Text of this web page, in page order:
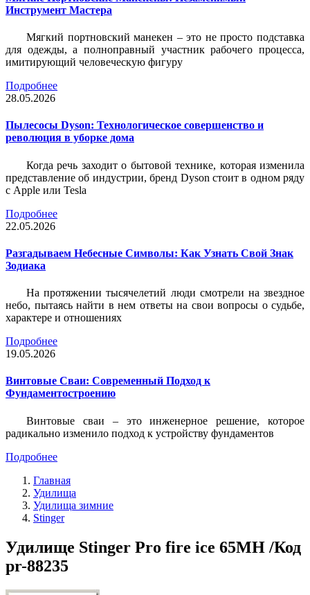
Инструмент Мастера
Мягкий портновский манекен – это не просто подставка
для одежды, а полноправный участник рабочего процесса,
имитирующий человеческую фигуру
Подробнее
28.05.2026
Пылесосы Dyson: Технологическое совершенство и
революция в уборке дома
Когда речь заходит о бытовой технике, которая изменила
представление об индустрии, бренд Dyson стоит в одном ряду
с Apple или Tesla
Подробнее
22.05.2026
Разгадываем Небесные Символы: Как Узнать Свой Знак
Зодиака
На протяжении тысячелетий люди смотрели на звездное
небо, пытаясь найти в нем ответы на свои вопросы о судьбе,
характере и отношениях
Подробнее
19.05.2026
Винтовые Сваи: Современный Подход к
Фундаментостроению
Винтовые сваи – это инженерное решение, которое
радикально изменило подход к устройству фундаментов
Подробнее
Главная
Удилища
Удилища зимние
Stinger
Удилище Stinger Pro fire ice 65MH /Код
pr-88235